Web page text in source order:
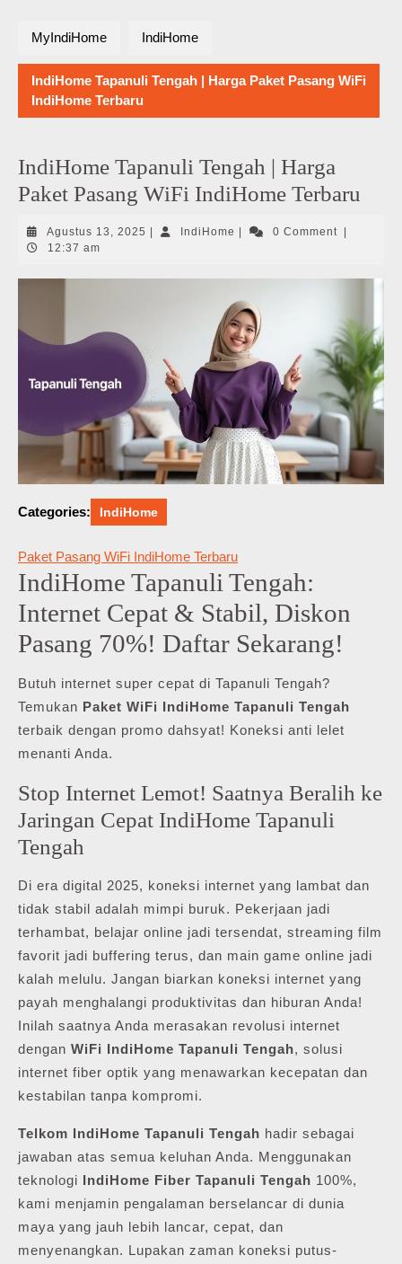
MyIndiHome IndiHome
IndiHome Tapanuli Tengah | Harga Paket Pasang WiFi
IndiHome Terbaru
IndiHome Tapanuli Tengah | Harga
Paket Pasang WiFi IndiHome Terbaru
Agustus 13, 2025 AgustusIndiHome IndiHome0 Comment
12:37 am
Categories: IndiHome
Paket Pasang WiFi IndiHome Terbaru
IndiHome Tapanuli Tengah:
Internet Cepat & Stabil, Diskon
Pasang 70%! Daftar Sekarang!
Butuh internet super cepat di Tapanuli Tengah?
Temukan Paket WiFi IndiHome Tapanuli Tengah
terbaik dengan promo dahsyat! Koneksi anti lelet
menanti Anda.
Stop Internet Lemot! Saatnya Beralih ke
Jaringan Cepat IndiHome Tapanuli
Tengah
Di era digital 2025, koneksi internet yang lambat dan
tidak stabil adalah mimpi buruk. Pekerjaan jadi
terhambat, belajar online jadi tersendat, streaming film
favorit jadi buffering terus, dan main game online jadi
kalah melulu. Jangan biarkan koneksi internet yang
payah menghalangi produktivitas dan hiburan Anda!
Inilah saatnya Anda merasakan revolusi internet
dengan WiFi IndiHome Tapanuli Tengah, solusi
internet fiber optik yang menawarkan kecepatan dan
kestabilan tanpa kompromi.
Telkom IndiHome Tapanuli Tengah hadir sebagai
jawaban atas semua keluhan Anda. Menggunakan
teknologi
IndiHome Fiber Tapanuli Tengah 100%,
kami menjamin pengalaman berselancar di dunia
maya yang jauh lebih lancar, cepat, dan
menyenangkan. Lupakan zaman koneksi putus-